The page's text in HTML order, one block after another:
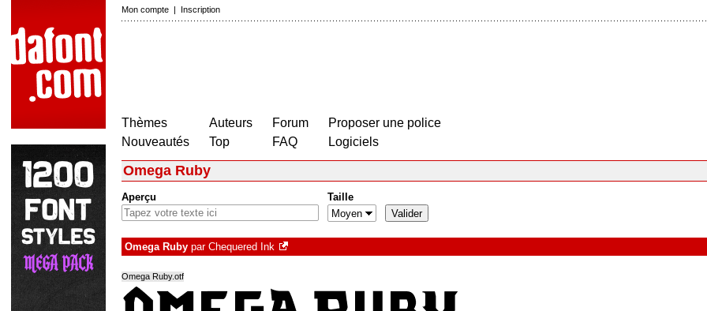
Mon compte | Inscription
Thèmes
Nouveautés
Auteurs
Top
Forum
FAQ
Proposer une police
Logiciels
Omega Ruby
Aperçu Taille
Omega Ruby par Chequered Ink
Omega Ruby.otf